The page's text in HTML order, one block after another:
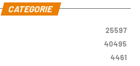
CATEGORIE
25597
40495
4461